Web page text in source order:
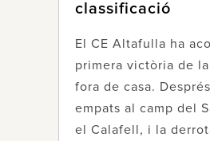
classificació
El CE Altafulla ha
primera victòria de
fora de casa.
empats al camp del
el Calafell, i la